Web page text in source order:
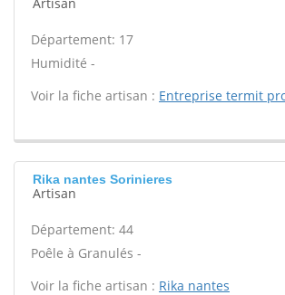
Département: 17
Humidité -
Voir la fiche artisan : Entreprise termit
Rika nantes Sorinieres
Artisan
Département: 44
Poêle à Granulés -
Voir la fiche artisan : Rika nantes